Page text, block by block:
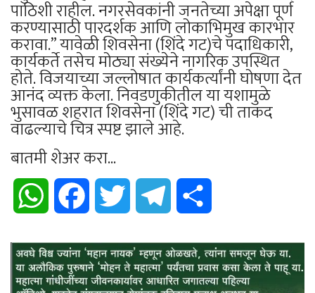
पाठिशी राहील. नगरसेवकांनी जनतेच्या अपेक्षा पूर्ण
करण्यासाठी पारदर्शक आणि लोकाभिमुख कारभार
करावा.” यावेळी शिवसेना (शिंदे गट)चे पदाधिकारी,
कार्यकर्ते तसेच मोठ्या संख्येने नागरिक उपस्थित
होते. विजयाच्या जल्लोषात कार्यकर्त्यांनी घोषणा देत
आनंद व्यक्त केला. निवडणुकीतील या यशामुळे
भुसावळ शहरात शिवसेना (शिंदे गट) ची ताकद
वाढल्याचे चित्र स्पष्ट झाले आहे.
बातमी शेअर करा...
WhatsApp Facebook Twitter Telegram